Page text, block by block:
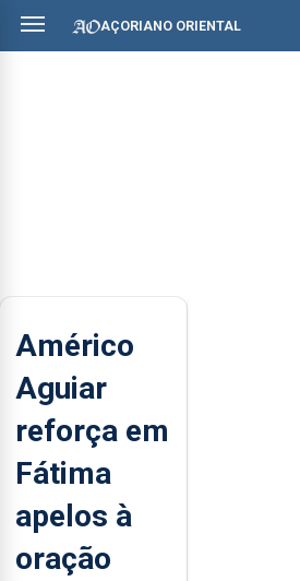
AÇORIANO ORIENTAL
Américo
Aguiar
reforça em
Fátima
apelos à
oração